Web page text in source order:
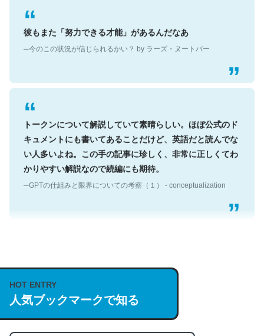
彼もまた「努力できる才能」があるんだなあ
トークンについて解説していて素晴らしい。ほぼ公式のド
キュメントにも書いてあることだけど、英語だと読んでな
い人多いよね。この手の記事に珍しく、非常に正しくてわ
かりやすい解説なので続編にも期待。
説してる記事が少ないので貴重な良記事。/続編来た
https://isobe324649.hatenablog.com/entry/2023/03/27
/064121
─GPTの仕組みと限界についての考察（１） - conceptualization
HOT ENTRY
人気ブックマークで知る